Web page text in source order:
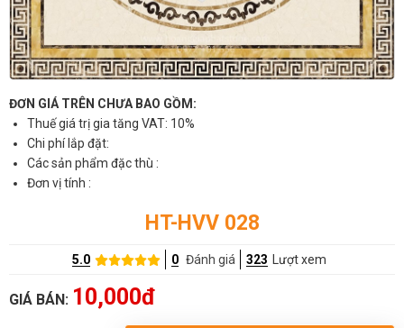
ĐƠN GIÁ TRÊN CHƯA BAO GỒM:
Thuế giá trị gia tăng VAT: 10%
Chi phí lắp đặt:
Các sản phẩm đặc thù :
Đơn vị tính :
HT-HVV 028
5.0 0 Đánh giá 323 Lượt xem
GIÁ BÁN: 10,000đ